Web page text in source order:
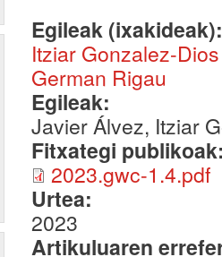
Egileak
Itziar Gonzalez-Dios
German Rigau
Egileak:
Javier Álvez, Itziar
Fitxategi
2023.gwc-1.4.pdf
Urtea:
2023
Artikuluaren